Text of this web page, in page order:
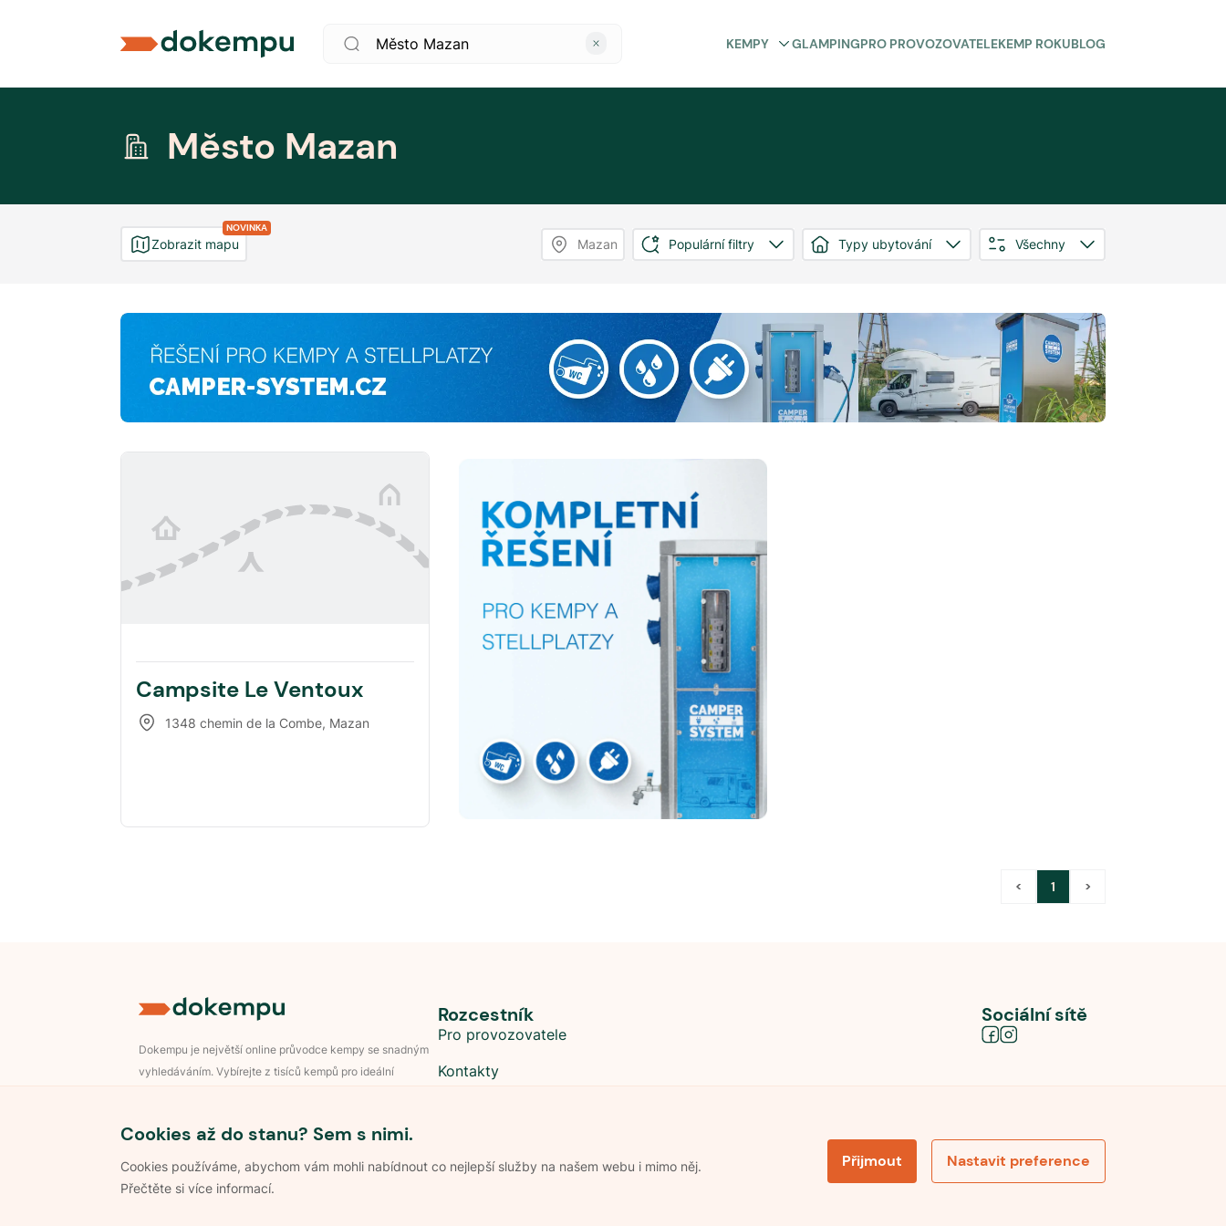
KEMPY GLAMPINGPRO PROVOZOVATELEKEMP ROKUBLOG
Město Mazan
NOVINKA
Zobrazit mapu Mazan Populární filtry Typy ubytování Všechny
Campsite Le Ventoux
1348 chemin de la Combe, Mazan
< 1 >
Cookies až do stanu? Sem s nimi.
Cookies používáme, abychom vám mohli nabídnout co nejlepší služby na našem webu i mimo něj.
Přečtěte si více informací.
Přijmout Nastavit preference
Dokempu je největší online průvodce kempy se snadným
vyhledáváním. Vybírejte z tisíců kempů pro ideální
Rozcestník
Pro provozovatele
Kontakty
Sociální sítě